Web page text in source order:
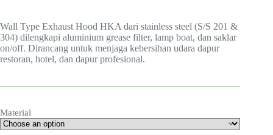
through
Rp5.300.000
Wall Type Exhaust Hood HKA dari stainless steel (S/S 201 &
304) dilengkapi aluminium grease filter, lamp boat, dan saklar
on/off. Dirancang untuk menjaga kebersihan udara dapur
restoran, hotel, dan dapur profesional.
Material